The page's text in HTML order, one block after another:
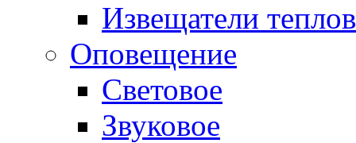
Извещатели
Оповещение
Световое
Звуковое